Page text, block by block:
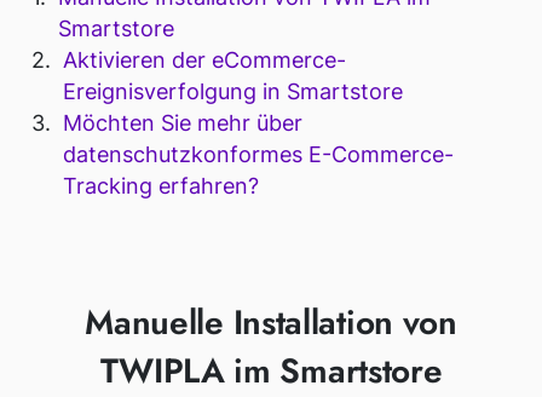
Smartstore
Aktivieren der eCommerce-
Ereignisverfolgung in Smartstore
Möchten Sie mehr über
datenschutzkonformes E-Commerce-
Tracking erfahren?
Manuelle Installation von
TWIPLA im Smartstore